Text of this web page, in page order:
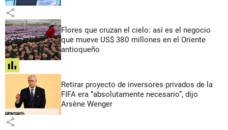
share
Flores que cruzan el cielo: así es el negocio
que mueve US$ 380 millones en el Oriente
antioqueño
share
Retirar proyecto de inversores privados de la
FIFA era “absolutamente necesario”, dijo
Arsène Wenger
share